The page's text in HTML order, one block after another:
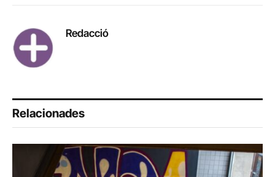
Redacció
Relacionades